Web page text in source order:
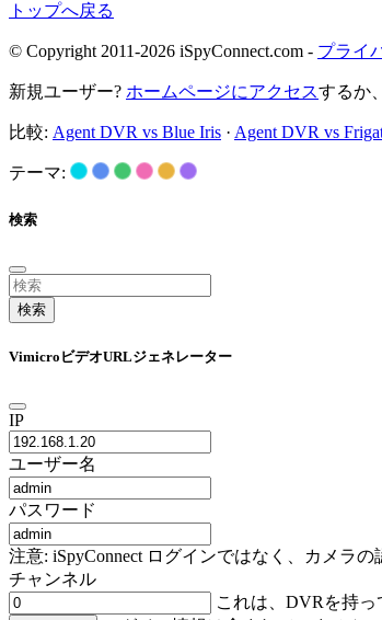
トップへ戻る
© Copyright 2011-2026 iSpyConnect.com - プライ
新規ユーザー? ホームページにアクセスするか、
比較: Agent DVR vs Blue Iris · Agent DVR vs
テーマ:
検索
検索
VimicroビデオURLジェネレーター
IP
ユーザー名
パスワード
注意: iSpyConnect ログインではなく、カメラ
チャンネル
これは、DVRを持っ